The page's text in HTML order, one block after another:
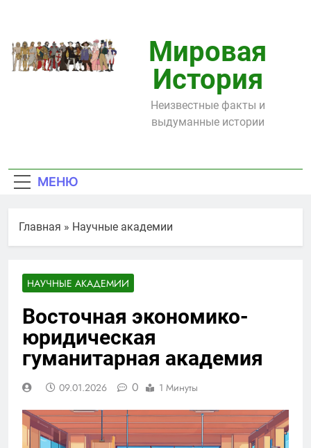
содержимому
Мировая
История
Неизвестные факты и
выдуманные истории
МЕНЮ
Главная » Научные академии
НАУЧНЫЕ АКАДЕМИИ
Восточная экономико-
юридическая
гуманитарная академия
09.01.2026 0 1 Минуты